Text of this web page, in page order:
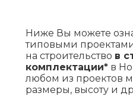
Ниже Вы можете
типовыми
на строительство в
комплектации*в
любом из проектов
размеры, высоту и